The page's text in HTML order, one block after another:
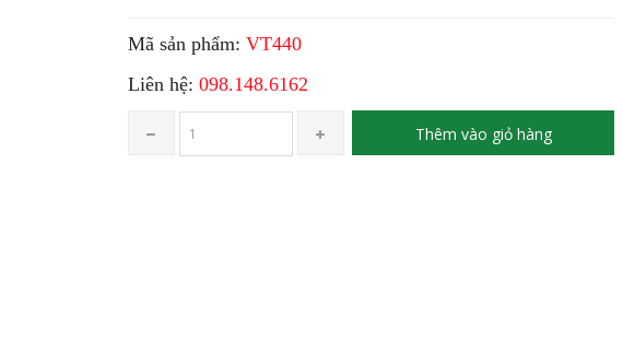
Mã sản phẩm: VT440
Liên hệ: 098.148.6162
Thêm vào giỏ hàng